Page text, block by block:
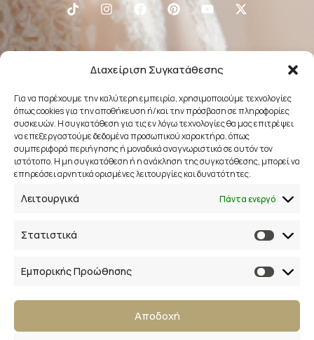
Διαχείριση Συγκατάθεσης
Για να παρέχουμε την καλύτερη εμπειρία, χρησιμοποιούμε τεχνολογίες
όπως cookies για την αποθήκευση ή/και την πρόσβαση σε πληροφορίες
συσκευών. Η συγκατάθεση για τις εν λόγω τεχνολογίες θα μας επιτρέψει
να επεξεργαστούμε δεδομένα προσωπικού χαρακτήρα, όπως
συμπεριφορά περιήγησης ή μοναδικά αναγνωριστικά σε αυτόν τον
ιστότοπο. Η μη συγκατάθεση ή η ανάκληση της συγκατάθεσης, μπορεί να
επηρεάσει αρνητικά ορισμένες λειτουργίες και δυνατότητες.
Λειτουργικά Πάντα ενεργό
Στατιστικά
Εμπορικής Προώθησης
Αποδοχή
Εγγραφείτε στο newsletter μας και απολαύστε
Μην χάσετε την ευκαιρία!